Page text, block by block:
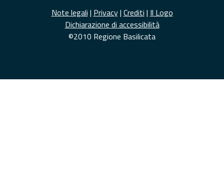
Note legali | Privacy| Crediti | Il Logo
Dichiarazione di accessibilità
©2010 Regione Basilicata